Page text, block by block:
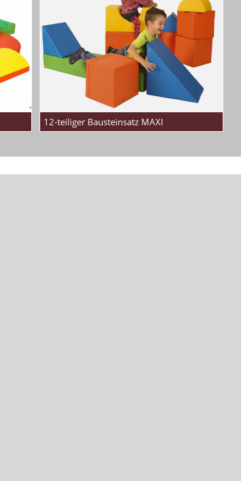
12-teiliger Bausteinsatz MAXI